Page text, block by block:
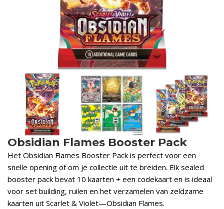
Obsidian Flames Booster Pack
Het Obsidian Flames Booster Pack is perfect voor een
snelle opening of om je collectie uit te breiden. Elk sealed
booster pack bevat 10 kaarten + een codekaart en is ideaal
voor set building, ruilen en het verzamelen van zeldzame
kaarten uit Scarlet & Violet—Obsidian Flames.